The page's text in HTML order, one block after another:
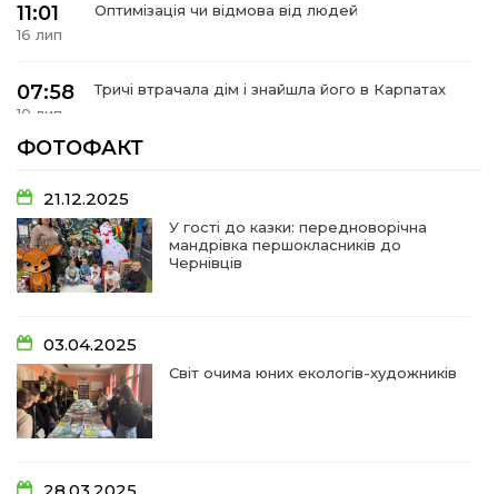
11:01
16 лип
Оптимізація чи відмова від людей
07:58
10 лип
Тричі втрачала дім і знайшла його в Карпатах
10 лип
13:30
06 лип
Від прикордонної застави до Донбасу:
14:18
01 лип
09:31
28 чер
Творчі підсумки юних художників
09:28 Довгопільський рок заради благодійності
ФОТОФАКТ
21.12.2025
У гості до казки: передноворічна
мандрівка першокласників до
Чернівців
03.04.2025
Світ очима юних екологів-художників